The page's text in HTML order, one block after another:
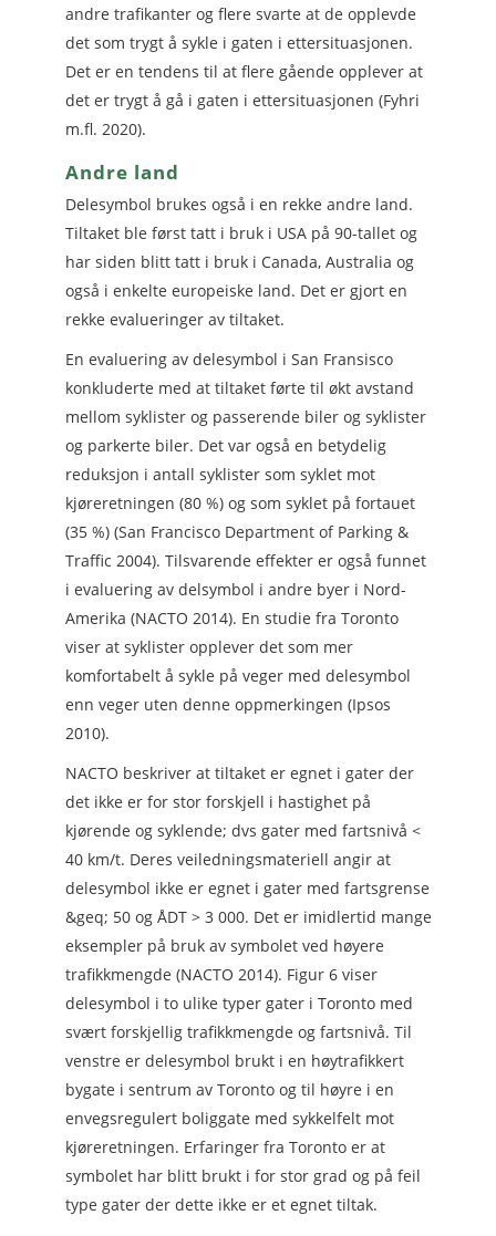
andre trafikanter og flere svarte at de opplevde
det som trygt å sykle i gaten i ettersituasjonen.
Det er en tendens til at flere gående opplever at
det er trygt å gå i gaten i ettersituasjonen (Fyhri
m.fl. 2020).
Andre land
Delesymbol brukes også i en rekke andre land.
Tiltaket ble først tatt i bruk i USA på 90-tallet og
har siden blitt tatt i bruk i Canada, Australia og
også i enkelte europeiske land. Det er gjort en
rekke evalueringer av tiltaket.
En evaluering av delesymbol i San Fransisco
konkluderte med at tiltaket førte til økt avstand
mellom syklister og passerende biler og syklister
og parkerte biler. Det var også en betydelig
reduksjon i antall syklister som syklet mot
kjøreretningen (80 %) og som syklet på fortauet
(35 %) (San Francisco Department of Parking &
Traffic 2004). Tilsvarende effekter er også funnet
i evaluering av delsymbol i andre byer i Nord-
Amerika (NACTO 2014). En studie fra Toronto
viser at syklister opplever det som mer
komfortabelt å sykle på veger med delesymbol
enn veger uten denne oppmerkingen (Ipsos
2010).
NACTO beskriver at tiltaket er egnet i gater der
det ikke er for stor forskjell i hastighet på
kjørende og syklende; dvs gater med fartsnivå <
40 km/t. Deres veiledningsmateriell angir at
delesymbol ikke er egnet i gater med fartsgrense
&geq; 50 og ÅDT > 3 000. Det er imidlertid mange
eksempler på bruk av symbolet ved høyere
trafikkmengde (NACTO 2014). Figur 6 viser
delesymbol i to ulike typer gater i Toronto med
svært forskjellig trafikkmengde og fartsnivå. Til
venstre er delesymbol brukt i en høytrafikkert
bygate i sentrum av Toronto og til høyre i en
envegsregulert boliggate med sykkelfelt mot
kjøreretningen. Erfaringer fra Toronto er at
symbolet har blitt brukt i for stor grad og på feil
type gater der dette ikke er et egnet tiltak.